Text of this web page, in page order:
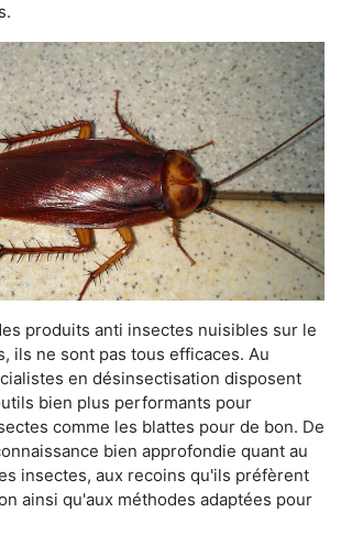
produits anti insectes nuisibles sur le
ils ne sont pas tous efficaces. Au
en désinsectisation disposent
bien plus performants pour
comme les blattes pour de bon. De
bien approfondie quant au
insectes, aux recoins qu'ils préfèrent
ainsi qu'aux méthodes adaptées pour